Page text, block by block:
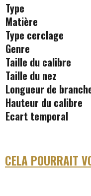
Type
Matière
Type cerclage
Genre
Taille du calibre
Taille du nez
Longueur de
Hauteur du calibre
Ecart temporal
CELA POURRAIT